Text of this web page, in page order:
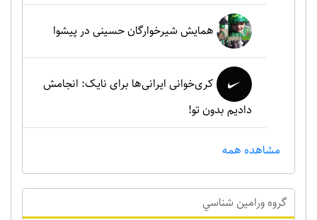
همایش شیرخوارگان حسینی در پیشوا
کری‌خوانی ایرانی‌ها برای نایک: انجامش
دادیم بدون تو!
مشاهده همه
گروه ورامين شناسي